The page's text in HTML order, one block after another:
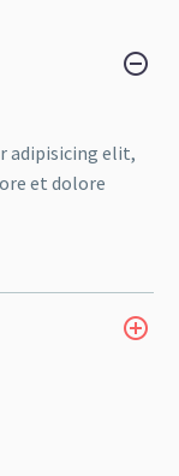
adipisicing elit,
et dolore